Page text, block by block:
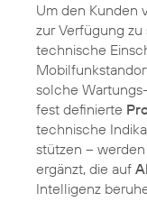
Um den Kunden
zur Verfügung
technische
solche
fest definierte
technische
stützen –
ergänzt, die auf
Intelligenz